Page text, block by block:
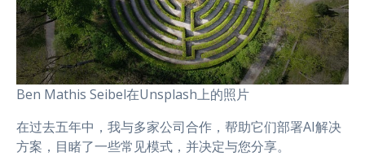
Ben Mathis Seibel在Unsplash上的照片
在过去五年中，我与多家公司合作，帮助它们部署AI解决
方案，目睹了一些常见模式，并决定与您分享。